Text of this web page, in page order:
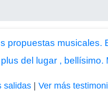
propuestas
del lugar ,
salidas |Ver más